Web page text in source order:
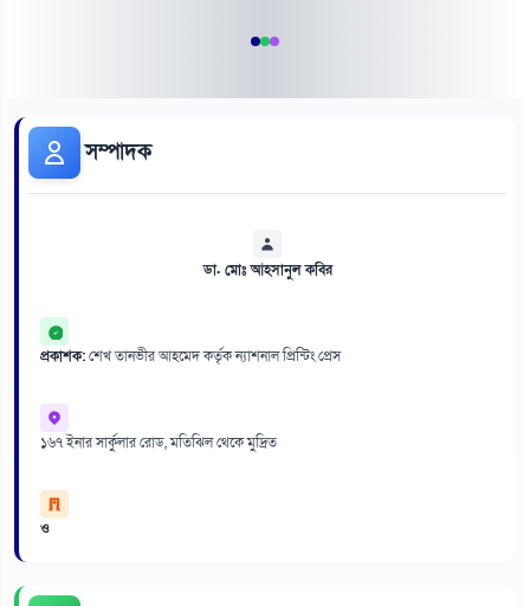
সম্পাদক
ডা. মোঃ আহসানুল কবির
প্রকাশক:শেখ তানভীর আহমেদ কর্তৃক ন্যাশনাল প্রিন্টিং প্রেস
১৬৭ ইনার সার্কুলার রোড, মতিঝিল থেকে মুদ্রিত
ও